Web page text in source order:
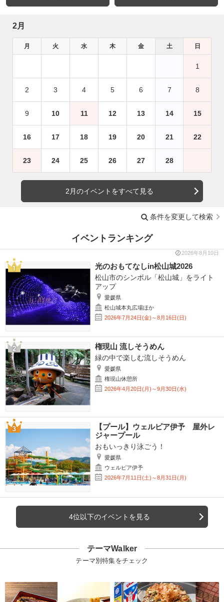
2月
月 火 水 木 金 土 日
1
2 3 4 5 6 7 8
9 10 11 12 13 14 15
16 17 18 19 20 21 22
23 24 25 26 27 28
2月のイベントをすべて見る
条件を変更して検索
イベントランキング
2026年8月10日
光のおもてなしin松山城2026
松山市のシンボル「松山城」をライト
アップ
愛媛県
松山城本丸広場ほか
2026年7月24日(金)～8月16日(日)
権現山 流しそうめん
緑の中で楽しむ流しそうめん
愛媛県
権現山休憩所
2026年4月20日(月)～9月30日(水)
【プール】ウェルピア伊予 屋外レ
ジャープール
おもいっきり泳ごう！
愛媛県
ウェルピア伊予
2026年7月11日(土)～8月31日(月)
4位以下のイベントを見る
テーマWalker
テーマ別特集をチェック